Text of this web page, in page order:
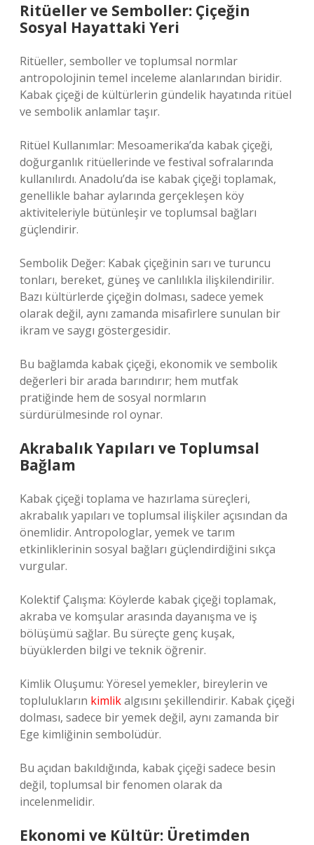
Ritüeller ve Semboller: Çiçeğin
Sosyal Hayattaki Yeri
Ritüeller, semboller ve toplumsal normlar
antropolojinin temel inceleme alanlarından biridir.
Kabak çiçeği de kültürlerin gündelik hayatında ritüel
ve sembolik anlamlar taşır.
Ritüel Kullanımlar: Mesoamerika’da kabak çiçeği,
doğurganlık ritüellerinde ve festival sofralarında
kullanılırdı. Anadolu’da ise kabak çiçeği toplamak,
genellikle bahar aylarında gerçekleşen köy
aktiviteleriyle bütünleşir ve toplumsal bağları
güçlendirir.
Sembolik Değer: Kabak çiçeğinin sarı ve turuncu
tonları, bereket, güneş ve canlılıkla ilişkilendirilir.
Bazı kültürlerde çiçeğin dolması, sadece yemek
olarak değil, aynı zamanda misafirlere sunulan bir
ikram ve saygı göstergesidir.
Bu bağlamda kabak çiçeği, ekonomik ve sembolik
değerleri bir arada barındırır; hem mutfak
pratiğinde hem de sosyal normların
sürdürülmesinde rol oynar.
Akrabalık Yapıları ve Toplumsal
Bağlam
Kabak çiçeği toplama ve hazırlama süreçleri,
akrabalık yapıları ve toplumsal ilişkiler açısından da
önemlidir. Antropologlar, yemek ve tarım
etkinliklerinin sosyal bağları güçlendirdiğini sıkça
vurgular.
Kolektif Çalışma: Köylerde kabak çiçeği toplamak,
akraba ve komşular arasında dayanışma ve iş
bölüşümü sağlar. Bu süreçte genç kuşak,
büyüklerden bilgi ve teknik öğrenir.
Kimlik Oluşumu: Yöresel yemekler, bireylerin ve
toplulukların kimlikalgısını şekillendirir. Kabak çiçeği
dolması, sadece bir yemek değil, aynı zamanda bir
Ege kimliğinin sembolüdür.
Bu açıdan bakıldığında, kabak çiçeği sadece besin
değil, toplumsal bir fenomen olarak da
incelenmelidir.
Ekonomi ve Kültür: Üretimden